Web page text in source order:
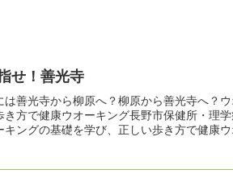
せ！善光寺
は善光寺から柳原へ？柳原から善光寺へ？
き方で健康ウオーキング長野市保健所・理
キングの基礎を学び、正しい歩き方で健康